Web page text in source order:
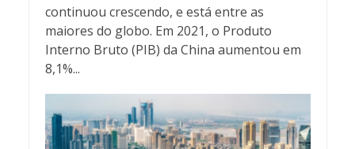
continuou crescendo, e está entre as
maiores do globo. Em 2021, o Produto
Interno Bruto (PIB) da China aumentou em
8,1%...